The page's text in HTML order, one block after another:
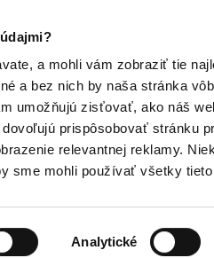
a mohli vám zobraziť tie
a bez nich by naša stránka
umožňujú zisťovať, ako náš
prispôsobovať stránku
relevantnej reklamy.
sme mohli používať všetky
Analytické